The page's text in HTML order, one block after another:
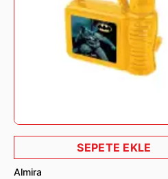
SEPETE EKLE
Almira